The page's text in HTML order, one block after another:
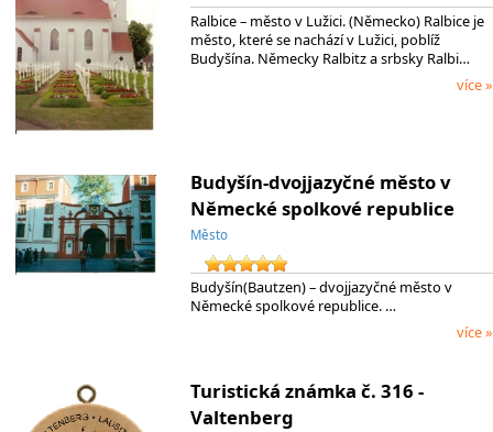
Ralbice – město v Lužici. (Německo) Ralbice je
město, které se nachází v Lužici, poblíž
Budyšína. Německy Ralbitz a srbsky Ralbi…
více »
Budyšín-dvojjazyčné město v
Německé spolkové republice
Město
Budyšín(Bautzen) – dvojjazyčné město v
Německé spolkové republice. …
více »
Turistická známka č. 316 -
Valtenberg